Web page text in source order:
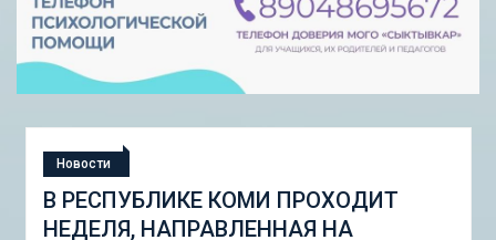
Новости
СТУДЕНЧЕСКАЯ ЭКСПЕДИЦИЯ
«ШКОЛА ГОРОДСКИХ ИЗМЕНЕНИЙ: